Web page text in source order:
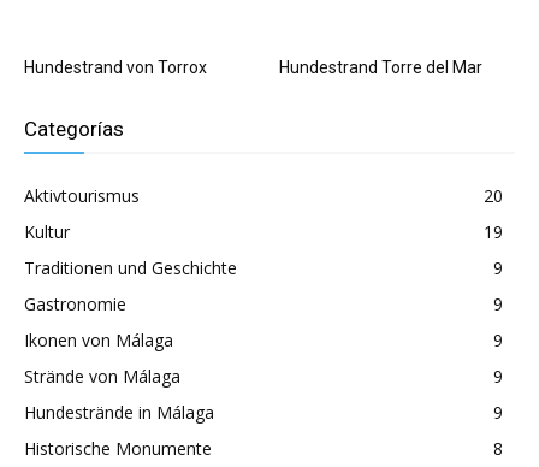
Hundestrand von Torrox Hundestrand Torre del Mar
Categorías
Aktivtourismus
20
Kultur
19
Traditionen und Geschichte
9
Gastronomie
9
Ikonen von Málaga
9
Strände von Málaga
9
Hundestrände in Málaga
9
Historische Monumente
8